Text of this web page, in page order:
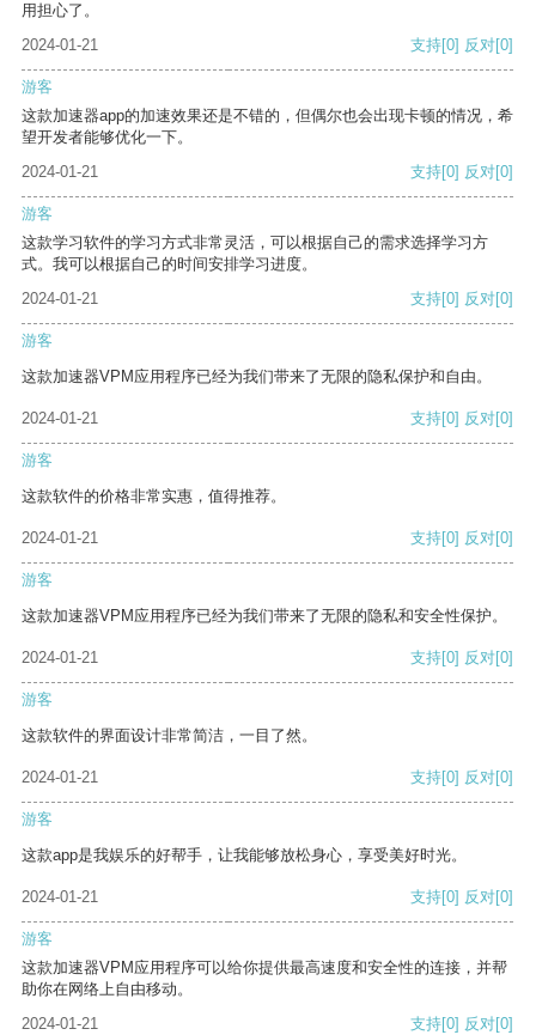
用担心了。
2024-01-21
支持[0] 反对[0]
游客
这款加速器app的加速效果还是不错的，但偶尔也会出现卡顿的情况，希
望开发者能够优化一下。
2024-01-21
支持[0] 反对[0]
游客
这款学习软件的学习方式非常灵活，可以根据自己的需求选择学习方
式。我可以根据自己的时间安排学习进度。
2024-01-21
支持[0] 反对[0]
游客
这款加速器VPM应用程序已经为我们带来了无限的隐私保护和自由。
2024-01-21 支持[0] 反对[0]
游客
这款软件的价格非常实惠，值得推荐。
2024-01-21 支持[0] 反对[0]
游客
这款加速器VPM应用程序已经为我们带来了无限的隐私和安全性保护。
2024-01-21 支持[0] 反对[0]
游客
这款软件的界面设计非常简洁，一目了然。
2024-01-21 支持[0] 反对[0]
游客
这款app是我娱乐的好帮手，让我能够放松身心，享受美好时光。
2024-01-21 支持[0] 反对[0]
游客
这款加速器VPM应用程序可以给你提供最高速度和安全性的连接，并帮
助你在网络上自由移动。
2024-01-21
支持[0] 反对[0]